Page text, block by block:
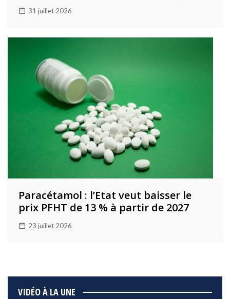
31 juillet 2026
Paracétamol : l’Etat veut baisser le
prix PFHT de 13 % à partir de 2027
23 juillet 2026
VIDÉO À LA UNE